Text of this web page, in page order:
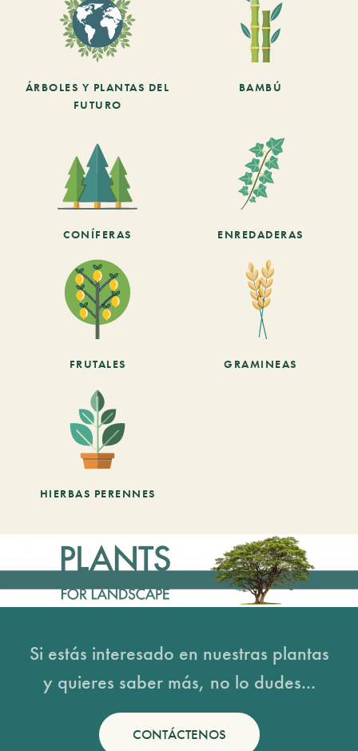
ÁRBOLES Y PLANTAS DEL
FUTURO
BAMBÚ
CONÍFERAS ENREDADERAS
FRUTALES GRAMINEAS
HIERBAS PERENNES
Si estás interesado en nuestras plantas
y quieres saber más, no lo dudes...
CONTÁCTENOS